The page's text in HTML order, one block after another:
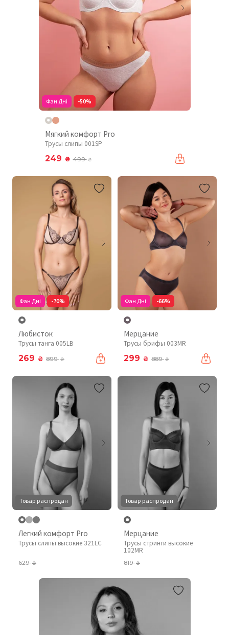
Фан Дні -50%
Мягкий комфорт Pro
Трусы слипы 001SP
249 ₴ 499₴
Фан Дні -70%
Любисток
Трусы танга 005LB
269 ₴ 899₴
Фан Дні -66%
Мерцание
Трусы брифы 003MR
299 ₴ 889₴
Товар распродан
Легкий комфорт Pro
Трусы слипы высокие 321LC
629₴
Товар распродан
Мерцание
Трусы стринги высокие
102MR
819₴